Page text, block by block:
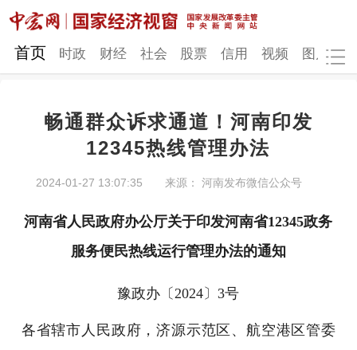
网站地图
财经 社会
图片 品牌
地方发展
首页 时政 财经 社会 股票 信用 视频 图片
畅通群众诉求通道！河南印发
12345热线管理办法
2024-01-27 13:07:35 来源： 河南发布微信公众号
河南省人民政府办公厅关于印发河南省12345政务
服务便民热线运行管理办法的通知
豫政办〔2024〕3号
各省辖市人民政府，济源示范区、航空港区管委